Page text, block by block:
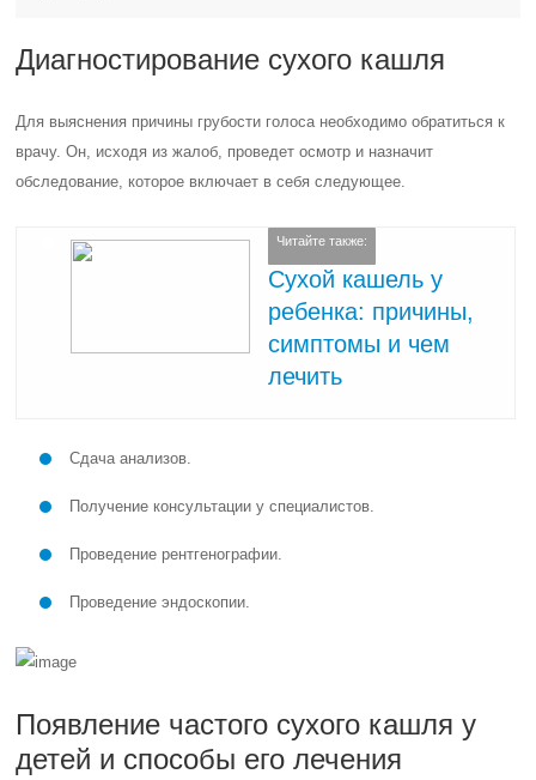
Диагностирование сухого кашля
Для выяснения причины грубости голоса необходимо обратиться к
врачу. Он, исходя из жалоб, проведет осмотр и назначит
обследование, которое включает в себя следующее.
Читайте также:
Сухой кашель у
ребенка: причины,
симптомы и чем
лечить
Сдача анализов.
Получение консультации у специалистов.
Проведение рентгенографии.
Проведение эндоскопии.
Появление частого сухого кашля у
детей и способы его лечения